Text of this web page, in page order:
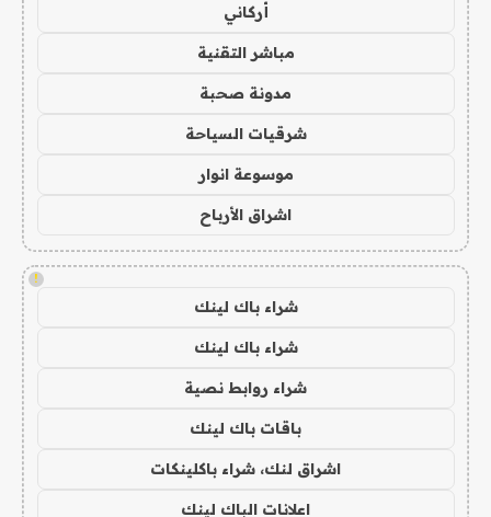
أركاني
مباشر التقنية
مدونة صحبة
شرقيات السياحة
موسوعة انوار
اشراق الأرباح
!
شراء باك لينك
شراء باك لينك
شراء روابط نصية
باقات باك لينك
اشراق لنك، شراء باكلينكات
اعلانات الباك لينك